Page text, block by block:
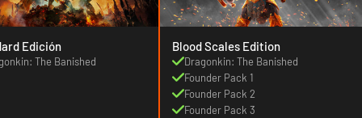
Edición
The Banished
Blood Scales Edition
Dragonkin: The Banished
Founder Pack 1
Founder Pack 2
Founder Pack 3